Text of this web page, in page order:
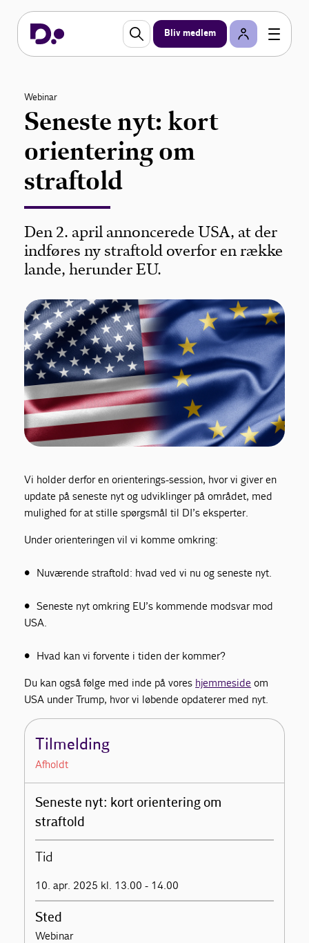
Bliv medlem
Webinar
Seneste nyt: kort
orientering om
straftold
Den 2. april annoncerede USA, at der
indføres ny straftold overfor en række
lande, herunder EU.
Vi holder derfor en orienterings-session, hvor vi giver en
update på seneste nyt og udviklinger på området, med
mulighed for at stille spørgsmål til DI’s eksperter.
Under orienteringen vil vi komme omkring:
• Nuværende straftold: hvad ved vi nu og seneste nyt.
• Seneste nyt omkring EU’s kommende modsvar mod
USA.
• Hvad kan vi forvente i tiden der kommer?
Du kan også følge med inde på vores hjemmeside om
USA under Trump, hvor vi løbende opdaterer med nyt.
Tilmelding
Afholdt
Seneste nyt: kort orientering om
straftold
Tid
10. apr. 2025 kl. 13.00 - 14.00
Sted
Webinar